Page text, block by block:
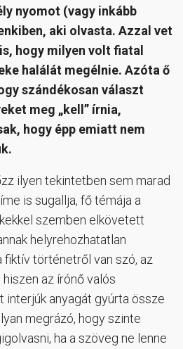
nyomot (vagy inkább
aki olvasta. Azzal vet
hogy milyen volt fiatal
halálát megélnie. Azóta ő
szándékosan választ
meg „kell” írnia,
hogy épp emiatt nem
ilyen tekintetben sem marad
is sugallja, fő témája a
szemben elkövetett
helyrehozhatatlan
fiktív történetről van szó, az
az írónő valós
anyagát gyúrta össze
megrázó, hogy szinte
ha a szöveg ne lenne